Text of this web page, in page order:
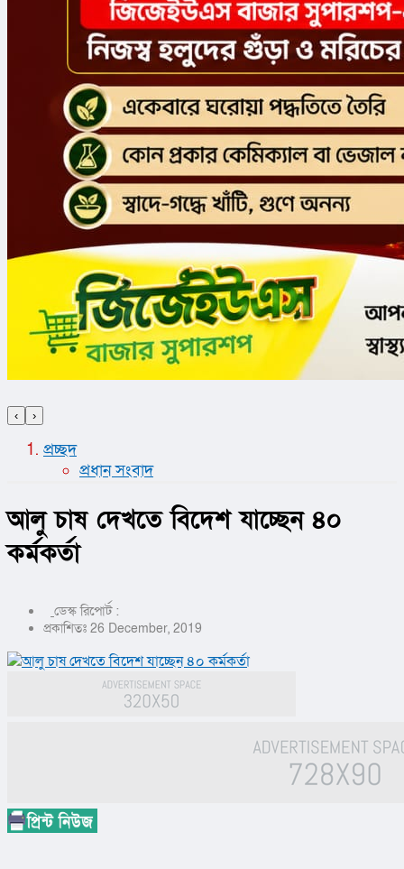
‹ ›
প্রচ্ছদ
প্রধান সংবাদ
আলু চাষ দেখতে বিদেশ যাচ্ছেন ৪০
কর্মকর্তা
ডেস্ক রিপোর্ট :
প্রকাশিতঃ 26 December, 2019